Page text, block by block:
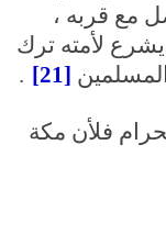
مع قربه ،
لأمته ترك
[21]
.
فلأن مكة